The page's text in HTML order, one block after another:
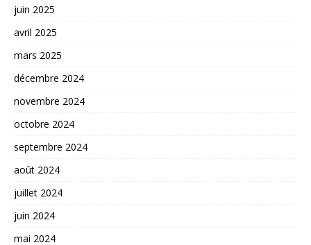
juin 2025
avril 2025
mars 2025
décembre 2024
novembre 2024
octobre 2024
septembre 2024
août 2024
juillet 2024
juin 2024
mai 2024